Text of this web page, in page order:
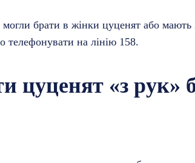
могли брати в жінки цуценят або
телефонувати на лінію 158.
цуценят «з рук»